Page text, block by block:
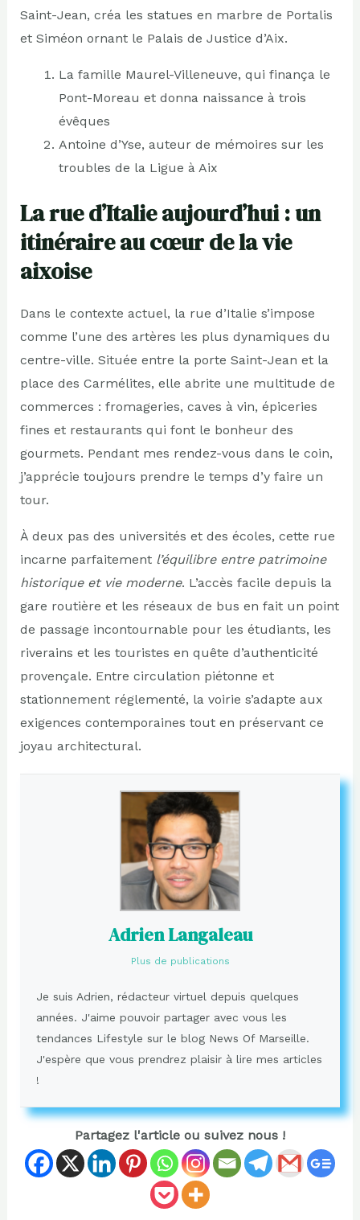
Saint-Jean, créa les statues en marbre de Portalis
et Siméon ornant le Palais de Justice d’Aix.
La famille Maurel-Villeneuve, qui finança le
Pont-Moreau et donna naissance à trois
évêques
Antoine d’Yse, auteur de mémoires sur les
troubles de la Ligue à Aix
La rue d’Italie aujourd’hui : un
itinéraire au cœur de la vie
aixoise
Dans le contexte actuel, la rue d’Italie s’impose
comme l’une des artères les plus dynamiques du
centre-ville. Située entre la porte Saint-Jean et la
place des Carmélites, elle abrite une multitude de
commerces : fromageries, caves à vin, épiceries
fines et restaurants qui font le bonheur des
gourmets. Pendant mes rendez-vous dans le coin,
j’apprécie toujours prendre le temps d’y faire un
tour.
À deux pas des universités et des écoles, cette rue
incarne parfaitement l’équilibre entre patrimoine
historique et vie moderne. L’accès facile depuis la
gare routière et les réseaux de bus en fait un point
de passage incontournable pour les étudiants, les
riverains et les touristes en quête d’authenticité
provençale. Entre circulation piétonne et
stationnement réglementé, la voirie s’adapte aux
exigences contemporaines tout en préservant ce
joyau architectural.
Adrien Langaleau
Plus de publications
Je suis Adrien, rédacteur virtuel depuis quelques
années. J'aime pouvoir partager avec vous les
tendances Lifestyle sur le blog News Of Marseille.
J'espère que vous prendrez plaisir à lire mes articles
!
Partagez l'article ou suivez nous !